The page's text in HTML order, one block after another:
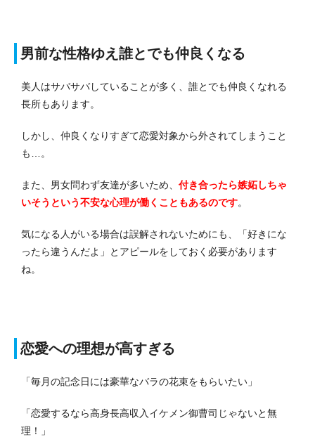
男前な性格ゆえ誰とでも仲良くなる
美人はサバサバしていることが多く、誰とでも仲良くなれる
長所もあります。
しかし、仲良くなりすぎて恋愛対象から外されてしまうこと
も…。
また、男女問わず友達が多いため、 付き合ったら嫉妬しちゃ
いそうという不安な心理が働くこともあるのです。
気になる人がいる場合は誤解されないためにも、「好きにな
ったら違うんだよ」とアピールをしておく必要があります
ね。
恋愛への理想が高すぎる
「毎月の記念日には豪華なバラの花束をもらいたい」
「恋愛するなら高身長高収入イケメン御曹司じゃないと無
理！」